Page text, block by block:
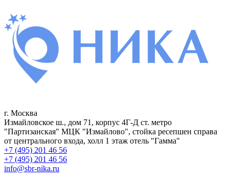
г. Москва
Измайловское ш., дом 71, корпус 4Г-Д ст. метро
"Партизанская" МЦК "Измайлово", стойка ресепшен справа
от центрального входа, холл 1 этаж отель "Гамма"
+7 (495) 201 46 56
+7 (495) 201 46 56
info@sbr-nika.ru